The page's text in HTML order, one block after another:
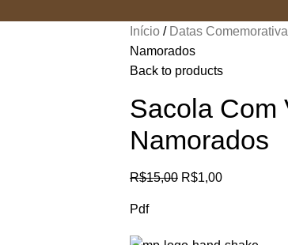
Início Datas
Namorados
Back to products
Sacola Com
Namorados
R$15,00 R$1,00
Pdf